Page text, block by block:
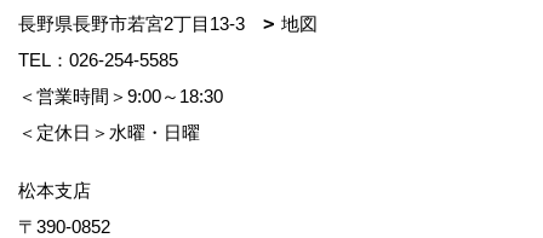
長野県長野市若宮2丁目13-3
地図
TEL： 026-254-5585
＜営業時間＞9:00～18:30
＜定休日＞水曜・日曜
松本支店
〒390-0852